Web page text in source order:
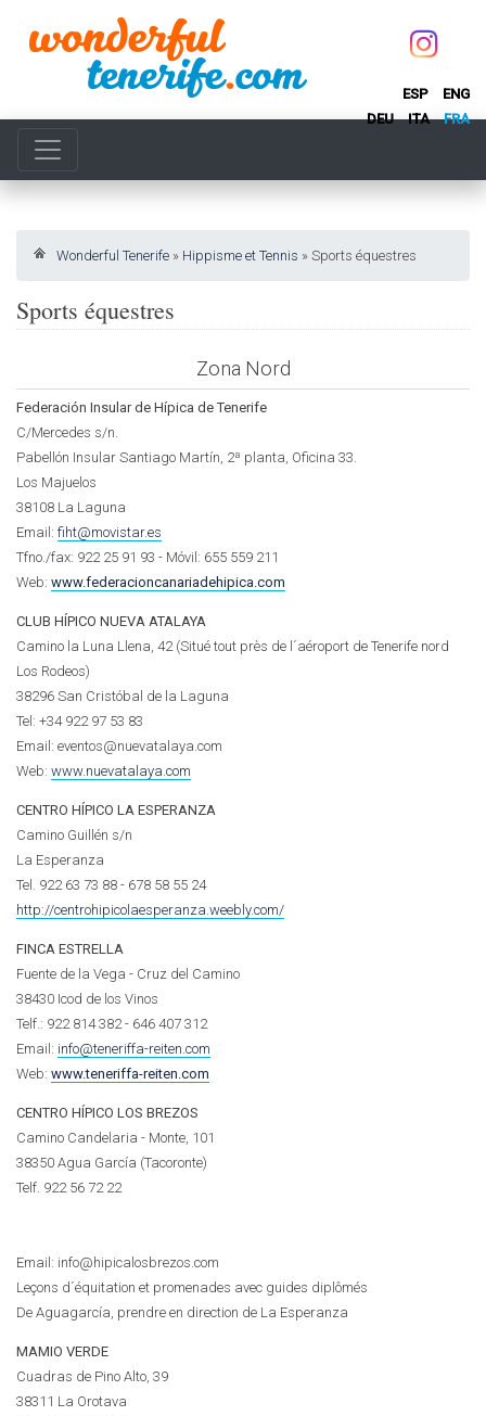
ESP
ENG
DEU
ITA FRA
Wonderful Tenerife » Hippisme et Tennis » Sports équestres
Sports équestres
Zona Nord
Federación Insular de Hípica de Tenerife
C/Mercedes s/n.
Pabellón Insular Santiago Martín, 2ª planta, Oficina 33.
Los Majuelos
38108 La Laguna
Email: fiht@movistar.es
Tfno./fax: 922 25 91 93 - Móvil: 655 559 211
Web: www.federacioncanariadehipica.com
CLUB HÍPICO NUEVA ATALAYA
Camino la Luna Llena, 42 (Situé tout près de l´aéroport de Tenerife nord
Los Rodeos)
38296 San Cristóbal de la Laguna
Tel: +34 922 97 53 83
Email: eventos@nuevatalaya.com
Web: www.nuevatalaya.com
CENTRO HÍPICO LA ESPERANZA
Camino Guillén s/n
La Esperanza
Tel. 922 63 73 88 - 678 58 55 24
http://centrohipicolaesperanza.weebly.com/
FINCA ESTRELLA
Fuente de la Vega - Cruz del Camino
38430 Icod de los Vinos
Telf.: 922 814 382 - 646 407 312
Email: info@teneriffa-reiten.com
Web: www.teneriffa-reiten.com
CENTRO HÍPICO LOS BREZOS
Camino Candelaria - Monte, 101
38350 Agua García (Tacoronte)
Telf. 922 56 72 22
Email: info@hipicalosbrezos.com
Leçons d´équitation et promenades avec guides diplômés
De Aguagarcía, prendre en direction de La Esperanza
MAMIO VERDE
Cuadras de Pino Alto, 39
38311 La Orotava